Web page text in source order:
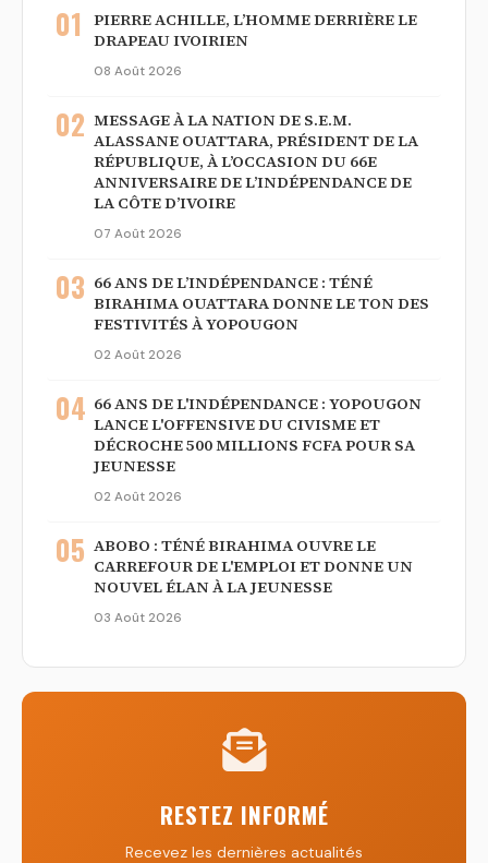
01
PIERRE ACHILLE, L’HOMME DERRIÈRE LE
DRAPEAU IVOIRIEN
08 Août 2026
02 MESSAGE À LA NATION DE S.E.M.
ALASSANE OUATTARA, PRÉSIDENT DE LA
RÉPUBLIQUE, À L’OCCASION DU 66E
ANNIVERSAIRE DE L’INDÉPENDANCE DE
LA CÔTE D’IVOIRE
07 Août 2026
03 66 ANS DE L’INDÉPENDANCE : TÉNÉ
BIRAHIMA OUATTARA DONNE LE TON DES
FESTIVITÉS À YOPOUGON
02 Août 2026
04 66 ANS DE L'INDÉPENDANCE : YOPOUGON
LANCE L'OFFENSIVE DU CIVISME ET
DÉCROCHE 500 MILLIONS FCFA POUR SA
JEUNESSE
02 Août 2026
05 ABOBO : TÉNÉ BIRAHIMA OUVRE LE
CARREFOUR DE L'EMPLOI ET DONNE UN
NOUVEL ÉLAN À LA JEUNESSE
03 Août 2026
RESTEZ INFORMÉ
Recevez les dernières actualités